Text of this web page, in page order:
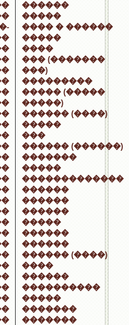
������
�����
���� � ������
�����
����
��� (�������
���)
���������
����� (�����
�����)
������ (����)
�����
���
������ (������)
�������
�����
�������������
������
������
������
�����
������
������
������ (����)
����
������
����������
�����
�������
�������